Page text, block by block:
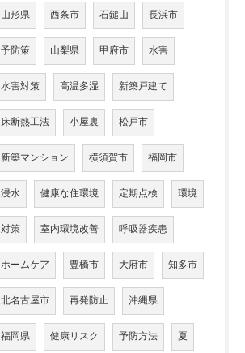
山形県 西条市 石鎚山 長浜市
予防策 山梨県 甲府市 水害
水害対策 高温多湿 新築戸建て
床断熱工法 小屋裏 松戸市
新築マンション 横須賀市 福岡市
浸水 健康な住環境 定期点検 環境
対策 室内環境改善 呼吸器疾患
ホームケア 豊橋市 大府市 知多市
北名古屋市 再発防止 沖縄県
福岡県 健康リスク 予防方法 夏